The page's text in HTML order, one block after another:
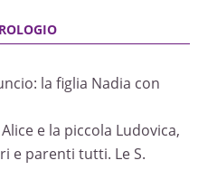
la figlia Nadia con
e la piccola Ludovica,
e parenti tutti. Le S.